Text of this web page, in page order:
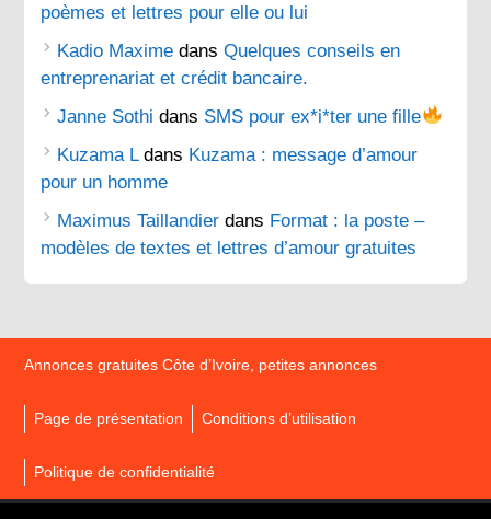
poèmes et lettres pour elle ou lui
Kadio Maxime dansQuelques conseils en
entreprenariat et crédit bancaire.
Janne Sothi dans SMS pour ex*i*ter une fille
Kuzama Ldans Kuzama : message d’amour
pour un homme
Maximus Taillandier dans Format : la poste –
modèles de textes et lettres d’amour gratuites
Annonces gratuites Côte d’Ivoire, petites annonces
Page de présentation Conditions d’utilisation
Politique de confidentialité